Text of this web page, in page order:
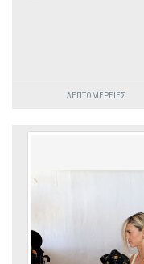
ΛΕΠΤΟΜΈΡΕΙΕΣ